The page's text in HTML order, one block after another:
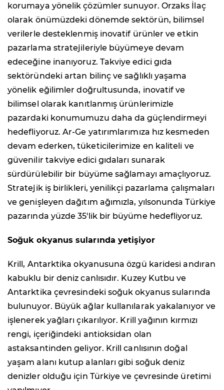
korumaya yönelik çözümler sunuyor. Orzaks İlaç
olarak önümüzdeki dönemde sektörün, bilimsel
verilerle desteklenmiş inovatif ürünler ve etkin
pazarlama stratejileriyle büyümeye devam
edeceğine inanıyoruz. Takviye edici gıda
sektöründeki artan bilinç ve sağlıklı yaşama
yönelik eğilimler doğrultusunda, inovatif ve
bilimsel olarak kanıtlanmış ürünlerimizle
pazardaki konumumuzu daha da güçlendirmeyi
hedefliyoruz. Ar-Ge yatırımlarımıza hız kesmeden
devam ederken, tüketicilerimize en kaliteli ve
güvenilir takviye edici gıdaları sunarak
sürdürülebilir bir büyüme sağlamayı amaçlıyoruz.
Stratejik iş birlikleri, yenilikçi pazarlama çalışmaları
ve genişleyen dağıtım ağımızla, yılsonunda Türkiye
pazarında yüzde 35'lik bir büyüme hedefliyoruz.
Soğuk okyanus sularında yetişiyor
Krill, Antarktika okyanusuna özgü karidesi andıran
kabuklu bir deniz canlısıdır. Kuzey Kutbu ve
Antarktika çevresindeki soğuk okyanus sularında
bulunuyor. Büyük ağlar kullanılarak yakalanıyor ve
işlenerek yağları çıkarılıyor. Krill yağının kırmızı
rengi, içeriğindeki antioksidan olan
astaksantinden geliyor. Krill canlısının doğal
yaşam alanı kutup alanları gibi soğuk deniz
denizler olduğu için Türkiye ve çevresinde üretimi